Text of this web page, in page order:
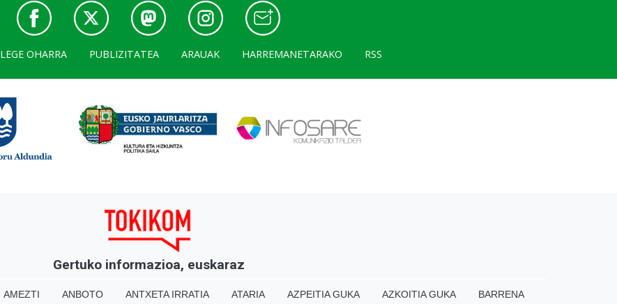
LEGE OHARRA PUBLIZITATEA ARAUAK HARREMANETARAKO RSS
Gertuko informazioa, euskaraz
AMEZTI ANBOTO ANTXETA IRRATIA ATARIA AZPEITIA GUKA AZKOITIA GUKA BARRENA